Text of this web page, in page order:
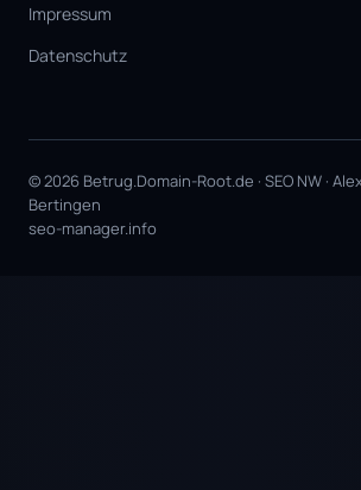
Impressum
Datenschutz
© 2026 Betrug.Domain-Root.de · SEO NW ·
Bertingen
seo-manager.info